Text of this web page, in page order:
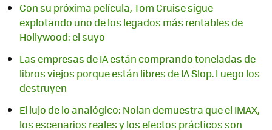
Con su próxima película, Tom Cruise sigue
explotando uno de los legados más rentables de
Hollywood: el suyo
Las empresas de IA están comprando toneladas de
libros viejos porque están libres de IA Slop. Luego los
destruyen
El lujo de lo analógico: Nolan demuestra que el IMAX,
los escenarios reales y los efectos prácticos son